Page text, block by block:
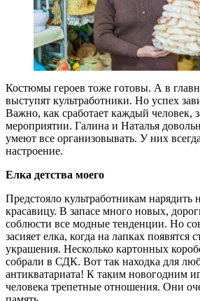
Костюмы героев тоже готовы. А в
выступят культработники. Но успех
Важно, как сработает каждый человек,
мероприятии. Галина и Наталья
умеют все организовывать. У них
настроение.
Елка детства моего
Предстояло культработникам
красавицу. В запасе много новых,
соблюсти все модные тенденции. Но
засияет елка, когда на лапках появятся
украшения. Несколько картонных
собрали в СДК. Вот так находка для
антикватариата! К таким новогодним
человека трепетные отношения. Они